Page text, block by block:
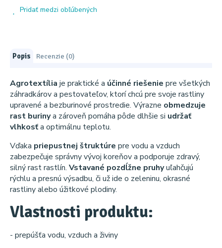
Pridať medzi obľúbených
Popis Recenzie (0)
Agrotextília je praktické a účinné riešenie pre všetkých
záhradkárov a pestovateľov, ktorí chcú pre svoje rastliny
upravené a bezburinové prostredie. Výrazne obmedzuje
rast burinya zároveň pomáha pôde dlhšie si udržať
vlhkosťa optimálnu teplotu.
Vďaka priepustnej štruktúre pre vodu a vzduch
zabezpečuje správny vývoj koreňov a podporuje zdravý,
silný rast rastlín. Vstavané pozdĺžne pruhyuľahčujú
rýchlu a presnú výsadbu, či už ide o zeleninu, okrasné
rastliny alebo úžitkové plodiny.
Vlastnosti produktu:
- prepúšťa vodu, vzduch a živiny